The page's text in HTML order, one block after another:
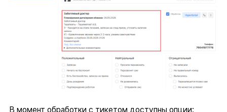
В момент обработки с тикетом доступны опции: